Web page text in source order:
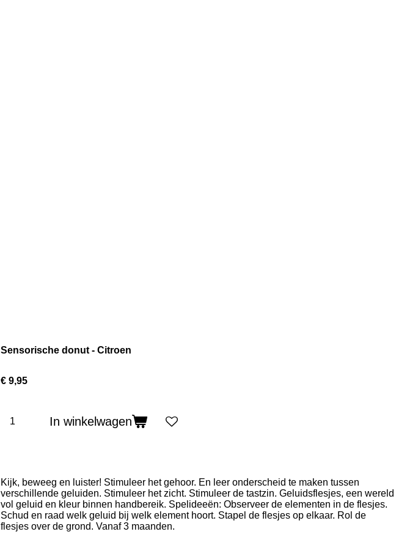
Sensorische donut - Citroen
€ 9,95
In winkelwagen
Kijk, beweeg en luister! Stimuleer het gehoor. En leer onderscheid te maken tussen
verschillende geluiden. Stimuleer het zicht. Stimuleer de tastzin. Geluidsflesjes, een wereld
vol geluid en kleur binnen handbereik. Spelideeën: Observeer de elementen in de flesjes.
Schud en raad welk geluid bij welk element hoort. Stapel de flesjes op elkaar. Rol de
flesjes over de grond. Vanaf 3 maanden.